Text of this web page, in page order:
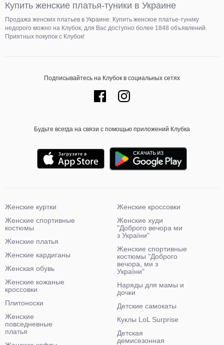
Купить женские платья-туники в Украине
Продажа женских платьев в Украине. Купить женское платье-тунику
недорого можно на Клубок, для Вас доступно более 1848 объявлений.
Приятных покупок с Клубок!
Подписывайтесь на Клубок в социальных сетях
Будьте всегда на связи с помощью приложений Клубка
Женские куртки
Женские спортивные
костюмы
Женские платья
Женские кардиганы
Женская обувь
Женские кожаные
кроссовки
Плитоноски
Женские
повседневные
платья
Женские кроссовки
Женские худи
"Доброго вечора ми
з України"
Женские спортивные
костюмы "Доброго
вечора, ми з
України"
Наряды для мамы и
дочки
Детские самокаты
Куклы LoL Surprise
Детская
демисезонная